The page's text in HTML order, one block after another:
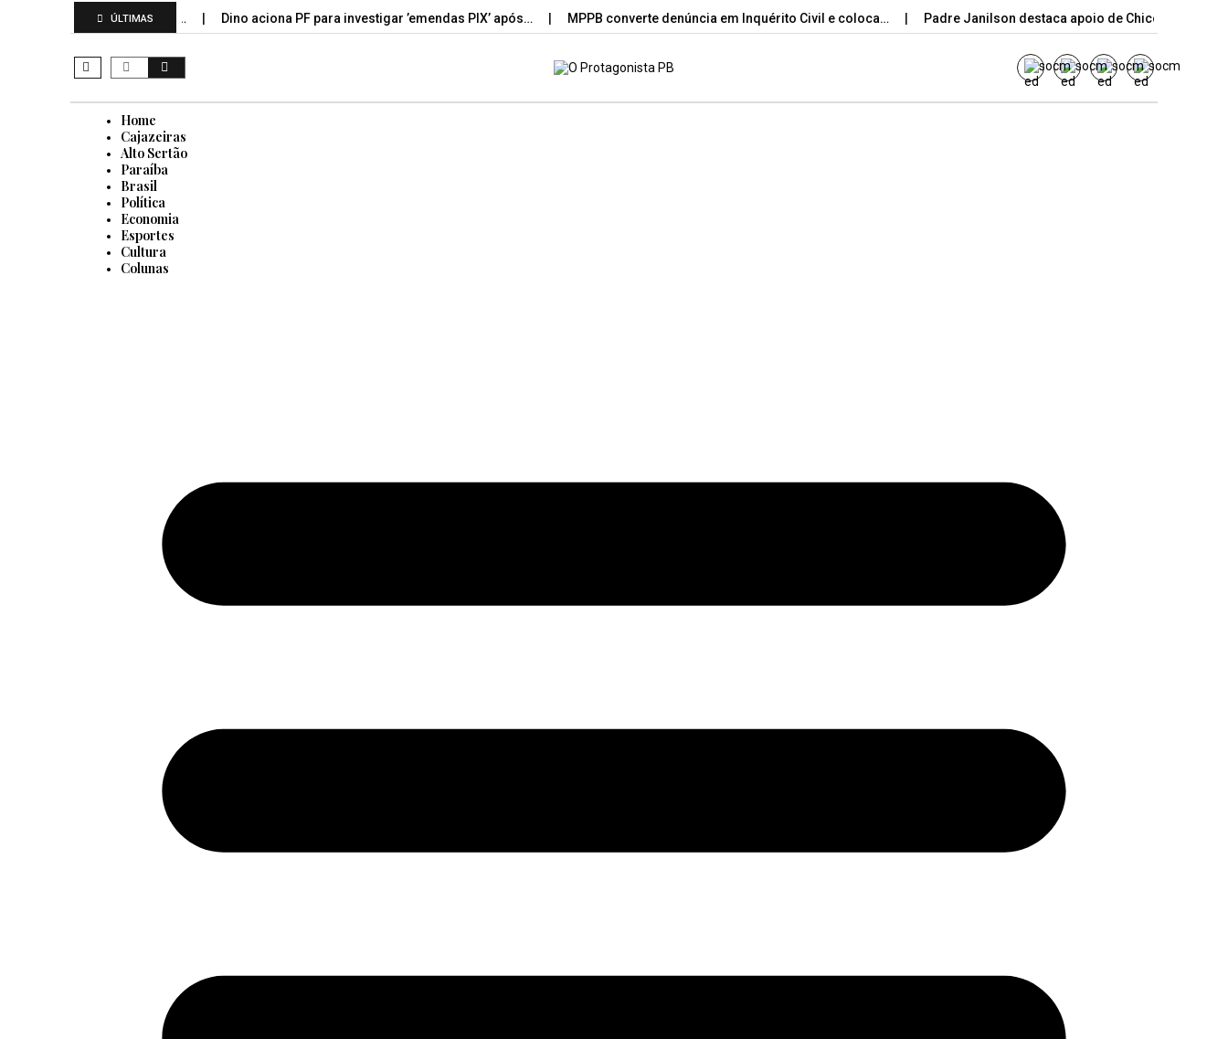
ÚLTIMAS
João Azevêdo e… Dino aciona PF para investigar ’emendas PIX’ após… MPPB converte denúncia em Inquérito Civil e coloca… Padre Janilson destaca apoio de Chico Mendes para…
Home
Cajazeiras
Alto Sertão
Paraíba
Brasil
Política
Economia
Esportes
Cultura
Colunas